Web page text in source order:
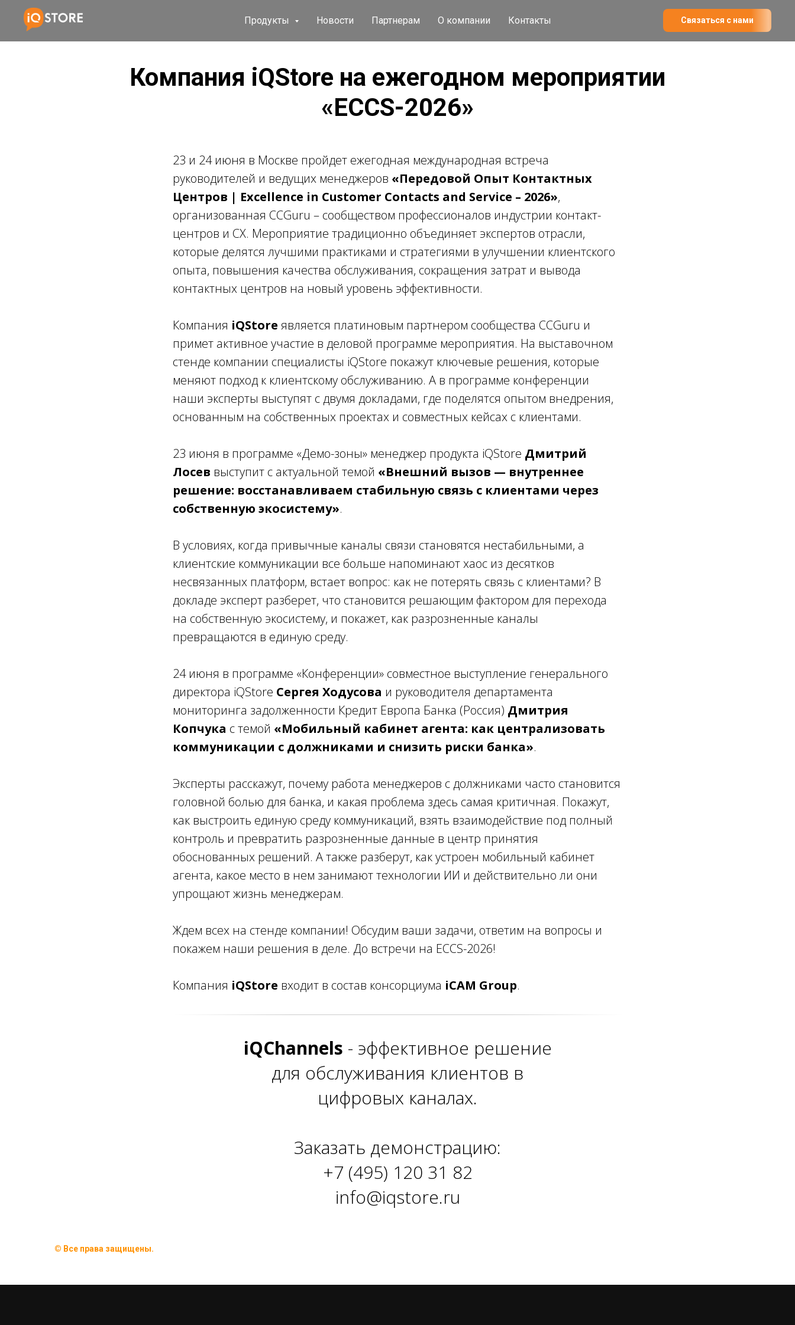
Продукты Новости Партнерам О компании Контакты Связаться с нами
Компания iQStore на ежегодном мероприятии
«ECCS-2026»
23 и 24 июня в Москве пройдет ежегодная международная встреча
руководителей и ведущих менеджеров «Передовой Опыт Контактных
Центров | Excellence in Customer Contacts and Service – 2026»,
организованная CCGuru – сообществом профессионалов индустрии контакт-
центров и CX. Мероприятие традиционно объединяет экспертов отрасли,
которые делятся лучшими практиками и стратегиями в улучшении клиентского
опыта, повышения качества обслуживания, сокращения затрат и вывода
контактных центров на новый уровень эффективности.
Компания iQStore является платиновым партнером сообщества CCGuru и
примет активное участие в деловой программе мероприятия. На выставочном
стенде компании специалисты iQStore покажут ключевые решения, которые
меняют подход к клиентскому обслуживанию. А в программе конференции
наши эксперты выступят с двумя докладами, где поделятся опытом внедрения,
основанным на собственных проектах и совместных кейсах с клиентами.
23 июня в программе «Демо-зоны» менеджер продукта iQStore Дмитрий
Лосев выступит с актуальной темой «Внешний вызов — внутреннее
решение: восстанавливаем стабильную связь с клиентами через
собственную экосистему».
В условиях, когда привычные каналы связи становятся нестабильными, а
клиентские коммуникации все больше напоминают хаос из десятков
несвязанных платформ, встает вопрос: как не потерять связь с клиентами? В
докладе эксперт разберет, что становится решающим фактором для перехода
на собственную экосистему, и покажет, как разрозненные каналы
превращаются в единую среду.
24 июня в программе «Конференции» совместное выступление генерального
директора iQStore Сергея Ходусова и руководителя департамента
мониторинга задолженности Кредит Европа Банка (Россия) Дмитрия
Копчука с темой «Мобильный кабинет агента: как централизовать
коммуникации с должниками и снизить риски банка».
Эксперты расскажут, почему работа менеджеров с должниками часто становится
головной болью для банка, и какая проблема здесь самая критичная. Покажут,
как выстроить единую среду коммуникаций, взять взаимодействие под полный
контроль и превратить разрозненные данные в центр принятия
обоснованных решений. А также разберут, как устроен мобильный кабинет
агента, какое место в нем занимают технологии ИИ и действительно ли они
упрощают жизнь менеджерам.
Ждем всех на стенде компании! Обсудим ваши задачи, ответим на вопросы и
покажем наши решения в деле. До встречи на ECCS-2026!
Компания iQStore входит в состав консорциума iCAM Group.
iQChannels - эффективное решение
для обслуживания клиентов в
цифровых каналах.
Заказать демонстрацию:
+7 (495) 120 31 82
info@iqstore.ru
© Все права защищены.